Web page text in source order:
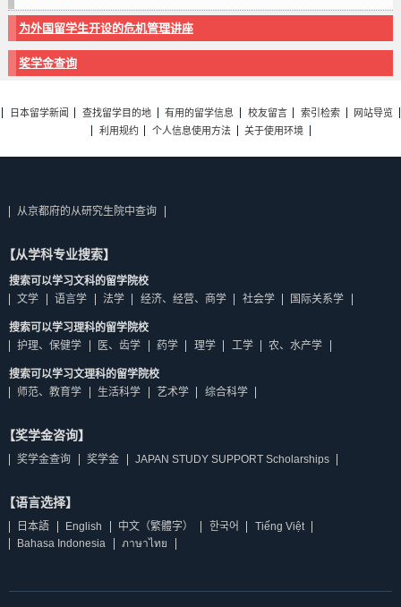
为外国留学生开设的危机管理讲座
奖学金查询
日本留学新闻 查找留学目的地 有用的留学信息 校友留言 索引检索
网站导览
利用规约
个人信息使用方法 关于使用环境
从京都府的从研究生院中查询
【从学科专业搜索】
搜索可以学习文科的留学院校
文学
语言学 法学 经济、经营、商学 社会学 国际关系学
搜索可以学习理科的留学院校
护理、保健学
医、齿学 药学 理学 工学 农、水产学
搜索可以学习文理科的留学院校
师范、教育学
生活科学 艺术学 综合科学
【奖学金咨询】
奖学金查询 奖学金 JAPAN STUDY SUPPORT Scholarships
【语言选择】
日本語 English 中文（繁體字） 한국어
Tiếng Việt
Bahasa Indonesia
ภาษาไทย